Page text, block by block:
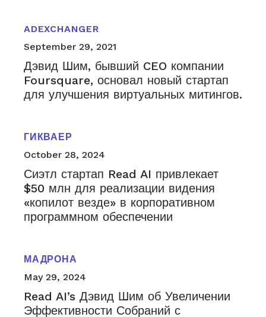
ADEXCHANGER
September 29, 2021
Дэвид Шим, бывший CEO компании
Foursquare, основал новый стартап
для улучшения виртуальных митингов.
ГИКВАЕР
October 28, 2024
Сиэтл стартап Read AI привлекает
$50 млн для реализации видения
«копилот везде» в корпоративном
программном обеспечении
МАДРОНА
May 29, 2024
Read AI’s Дэвид Шим об Увеличении
Эффективности Собраний с